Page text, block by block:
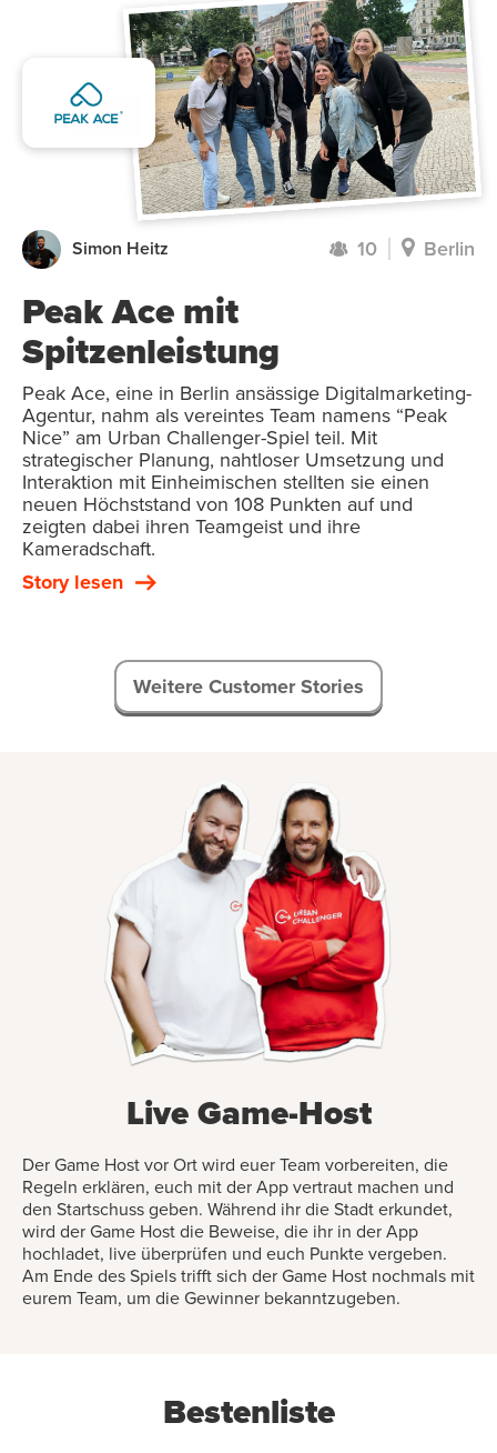
Simon Heitz 10 Berlin
Peak Ace mit
Spitzenleistung
Peak Ace, eine in Berlin ansässige Digitalmarketing-
Agentur, nahm als vereintes Team namens “Peak
Nice” am Urban Challenger-Spiel teil. Mit
strategischer Planung, nahtloser Umsetzung und
Interaktion mit Einheimischen stellten sie einen
neuen Höchststand von 108 Punkten auf und
zeigten dabei ihren Teamgeist und ihre
Kameradschaft.
Story lesen
Weitere Customer Stories
Live Game-Host
Der Game Host vor Ort wird euer Team vorbereiten, die
Regeln erklären, euch mit der App vertraut machen und
den Startschuss geben. Während ihr die Stadt erkundet,
wird der Game Host die Beweise, die ihr in der App
hochladet, live überprüfen und euch Punkte vergeben.
Am Ende des Spiels trifft sich der Game Host nochmals mit
eurem Team, um die Gewinner bekanntzugeben.
Bestenliste